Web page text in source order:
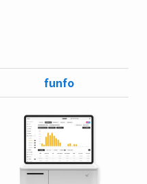
funfo